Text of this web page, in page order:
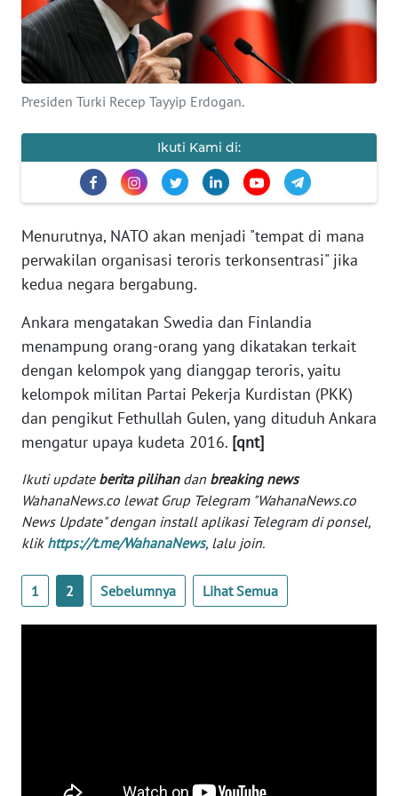
Presiden Turki Recep Tayyip Erdogan.
Ikuti Kami di:
Menurutnya, NATO akan menjadi "tempat di mana
perwakilan organisasi teroris terkonsentrasi" jika
kedua negara bergabung.
Ankara mengatakan Swedia dan Finlandia
menampung orang-orang yang dikatakan terkait
dengan kelompok yang dianggap teroris, yaitu
kelompok militan Partai Pekerja Kurdistan (PKK)
dan pengikut Fethullah Gulen, yang dituduh Ankara
mengatur upaya kudeta 2016. [qnt]
Ikuti update berita pilihandan breaking news
WahanaNews.co lewat Grup Telegram "WahanaNews.co
News Update" dengan install aplikasi Telegram di ponsel,
klik https://t.me/WahanaNews, lalu join.
1 2 Sebelumnya Lihat Semua
KESEHATAN
INTERNASIONAL
SERBA-SERBI
PENDIDIKAN
OLAHRAGA
OPINI
Informasi
INDEKS
BERITA
KAMI
INFO
IKLAN
TENTANG
KAMI